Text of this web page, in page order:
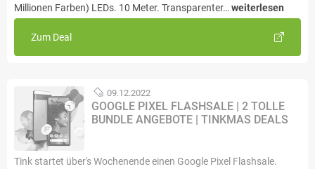
Millionen Farben) LEDs. 10 Meter. Transparenter…weiterlesen
Zum Deal
09.12.2022
GOOGLE PIXEL FLASHSALE | 2 TOLLE
BUNDLE ANGEBOTE | TINKMAS DEALS
Tink startet über's Wochenende einen Google Pixel Flashsale.